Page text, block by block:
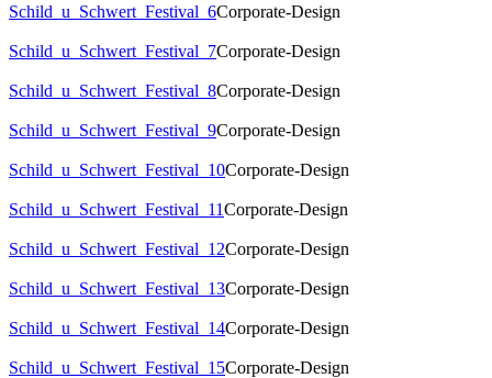
Schild_u_Schwert_Festival_6Corporate-Design
Schild_u_Schwert_Festival_7Corporate-Design
Schild_u_Schwert_Festival_8Corporate-Design
Schild_u_Schwert_Festival_9Corporate-Design
Schild_u_Schwert_Festival_10Corporate-Design
Schild_u_Schwert_Festival_11Corporate-Design
Schild_u_Schwert_Festival_12Corporate-Design
Schild_u_Schwert_Festival_13Corporate-Design
Schild_u_Schwert_Festival_14Corporate-Design
Schild_u_Schwert_Festival_15Corporate-Design